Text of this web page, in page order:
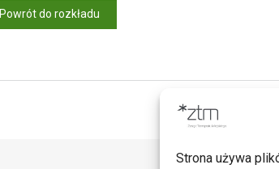
Strona używa
Powrót do rozkładu